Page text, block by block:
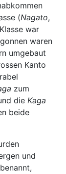
(Nagato,
war
waren
umgebaut
Kanto
zum
die Kaga
beide
und